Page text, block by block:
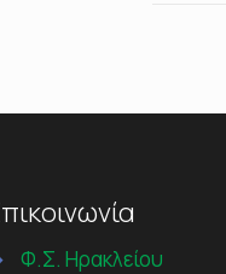
Φ.Σ. Ηρακλείου